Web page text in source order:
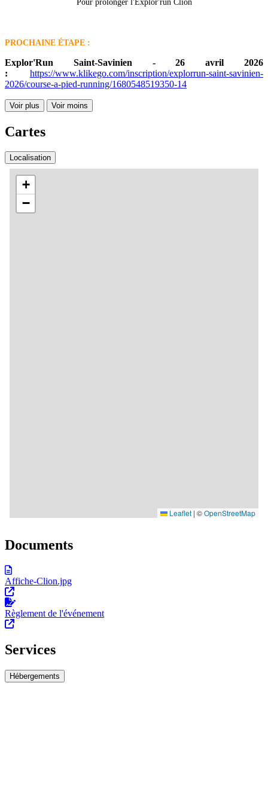
Pour prolonger l'Explor'run Clion
PROCHAINE ÉTAPE :
Explor'Run Saint-Savinien - 26 avril 2026
:
https://www.klikego.com/inscription/explorrun-saint-savinien-
2026/course-a-pied-running/1680548519350-14
Voir plus Voir moins
Cartes
Localisation
Documents
Affiche-Clion.jpg
Règlement de l'événement
Services
Hébergements